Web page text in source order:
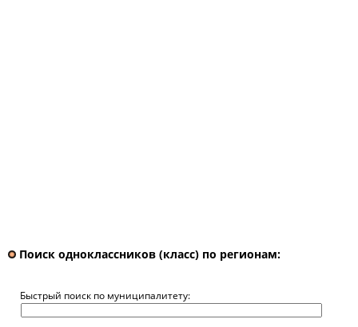
Поиск одноклассников (класс) по регионам:
Быстрый поиск по муниципалитету: